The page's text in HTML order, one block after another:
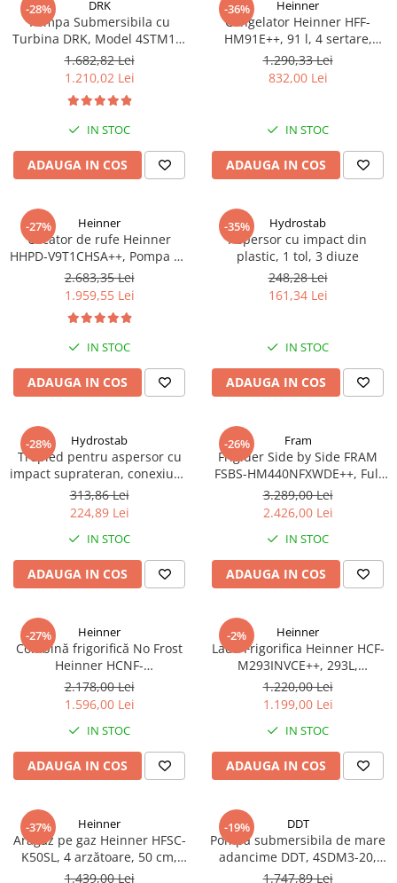
-28% DRK
Pompa Submersibila cu
Turbina DRK, Model 4STM10-
12, ieșire pe 2 Țoli, refulare la
74 m, putere 1.8kW 2.5cp, 12
turbine, debit 14400 m/h
1.682,82 Lei
1.210,02 Lei
IN STOC
ADAUGA IN COS
-36% Heinner
Congelator Heinner HFF-
HM91E++, 91 l, 4 sertare,
Clasa E, Control mecanic, H 85
cm, Alb
1.290,33 Lei
832,00 Lei
IN STOC
ADAUGA IN COS
-27% Heinner
Uscator de rufe Heinner
HHPD-V9T1CHSA++, Pompa de
caldura, 9 kg, Clasa A++,
Functie Anti-sifonare, Argintiu
2.683,35 Lei
1.959,55 Lei
IN STOC
ADAUGA IN COS
-35% Hydrostab
Aspersor cu impact din
plastic, 1 tol, 3 diuze
248,28 Lei
161,34 Lei
IN STOC
ADAUGA IN COS
-28% Hydrostab
Trepied pentru aspersor cu
impact suprateran, conexiune
cm
313,86 Lei
224,89 Lei
IN STOC
ADAUGA IN COS
-26% Fram
Frigider Side by Side FRAM
FSBS-HM440NFXWDE++, Full
No Frost, 439 L, Inverter,
Dozator apă, Display Touch,
Clasa E, Aspect Inox
3.289,00 Lei
2.426,00 Lei
IN STOC
ADAUGA IN COS
-27% Heinner
Combină frigorifică No Frost
Heinner HCNF-
HM293INVXE++, 293L,
Compresor Inverter, Clasa E,
Uși Reversibile, Aspect Inox
2.178,00 Lei
1.596,00 Lei
IN STOC
ADAUGA IN COS
-2% Heinner
Lada Frigorifica Heinner HCF-
M293INVCE++, 293L,
Convertibila
Frigider/Congelator,
Compresor Inverter, Clasa
Energetica E, 2 Cosuri, Lumina
LED, Alb
1.220,00 Lei
1.199,00 Lei
IN STOC
ADAUGA IN COS
-37% Heinner
Aragaz pe gaz Heinner HFSC-
K50SL, 4 arzătoare, 50 cm,
Duze GPL incluse​​​​​​​, Dispozitiv
1.439,00 Lei
-19% DDT
Pompa submersibila de mare
adancime DDT, 4SDM3-20,
refulare la 250 m, debit 12
1.747,89 Lei